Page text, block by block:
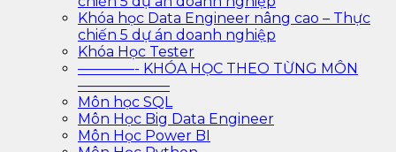
Khóa học Data Engineer nâng cao – Thực
chiến 5 dự án doanh nghiệp
Khóa Học Tester
————- KHÓA HỌC THEO TỪNG MÔN
——————–
Môn học SQL
Môn Học Big Data Engineer
Môn Học Power BI